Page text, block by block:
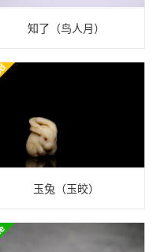
知了（鸟人月）
玉兔（玉皎）